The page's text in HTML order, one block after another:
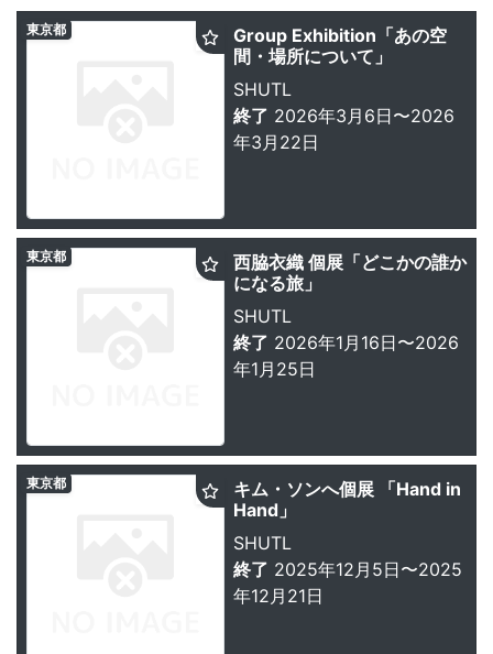
Group Exhibition「あの空
間・場所について」
SHUTL
終了 2026年3月6日〜2026
年3月22日
東京都
西脇衣織 個展「どこかの誰か
になる旅」
SHUTL
終了 2026年1月16日〜2026
年1月25日
東京都
キム・ソンへ個展 「Hand in
Hand」
SHUTL
終了 2025年12月5日〜2025
年12月21日
東京都